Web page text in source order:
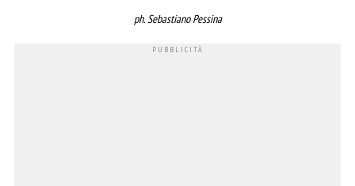
ph. Sebastiano Pessina